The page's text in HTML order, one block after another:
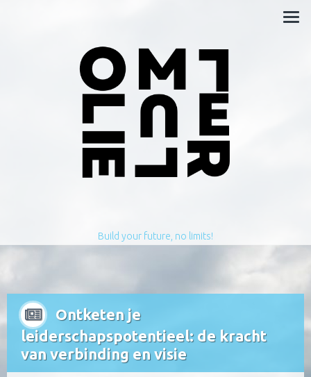
Build your future, no limits!
Ontketen je
leiderschapspotentieel: de kracht
van verbinding en visie